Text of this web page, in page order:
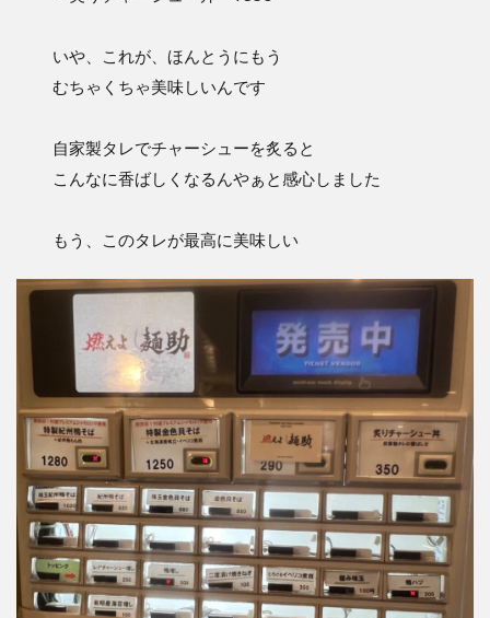
いや、これが、ほんとうにもう
むちゃくちゃ美味しいんです
自家製タレでチャーシューを炙ると
こんなに香ばしくなるんやぁと感心しました
もう、このタレが最高に美味しい